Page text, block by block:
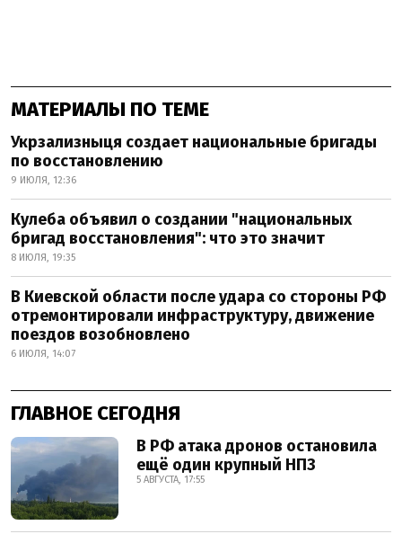
МАТЕРИАЛЫ ПО ТЕМЕ
Укрзализныця создает национальные бригады
по восстановлению
9 ИЮЛЯ, 12:36
Кулеба объявил о создании "национальных
бригад восстановления": что это значит
8 ИЮЛЯ, 19:35
В Киевской области после удара со стороны РФ
отремонтировали инфраструктуру, движение
поездов возобновлено
6 ИЮЛЯ, 14:07
ГЛАВНОЕ СЕГОДНЯ
В РФ атака дронов остановила
ещё один крупный НПЗ
5 АВГУСТА, 17:55